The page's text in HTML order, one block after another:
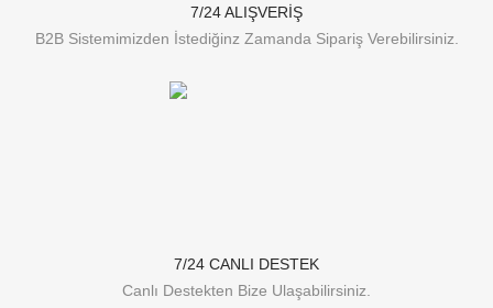
7/24 ALIŞVERİŞ
B2B Sistemimizden İstediğinz Zamanda Sipariş Verebilirsiniz.
7/24 CANLI DESTEK
Canlı Destekten Bize Ulaşabilirsiniz.